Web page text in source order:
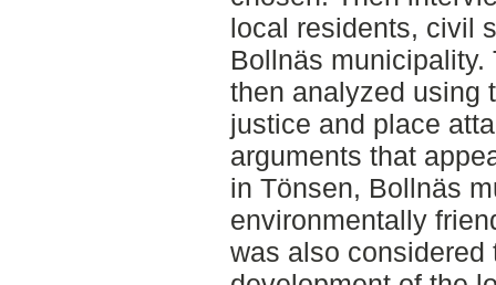
local residents, civil
Bollnäs
then analyzed using
justice and place
arguments that
in Tönsen, Bollnäs
environmentally
was also considered